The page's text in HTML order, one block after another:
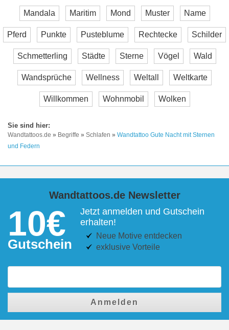
Mandala Maritim Mond Muster Name
Pferd Punkte Pusteblume Rechtecke Schilder
Schmetterling Städte Sterne Vögel Wald
Wandsprüche Wellness Weltall Weltkarte
Willkommen Wohnmobil Wolken
Wandtattoos.de » Begriffe » Schlafen » Wandtattoo Gute Nacht mit Sternen
und Federn
Wandtattoos.de Newsletter
10€
Gutschein
Jetzt anmelden und Gutschein
erhalten!
Neue Motive entdecken
exklusive Vorteile
Anmelden